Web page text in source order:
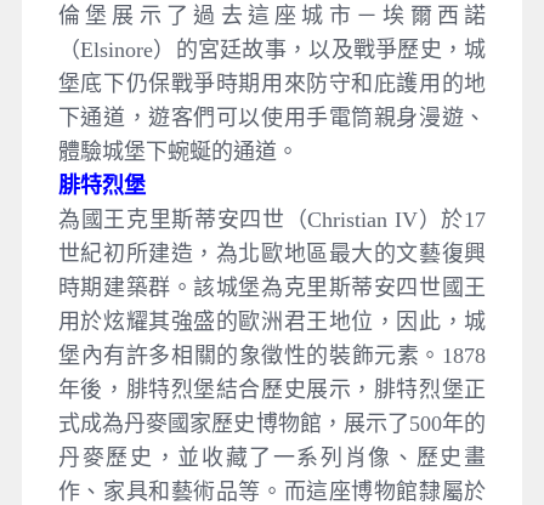
倫堡展示了過去這座城市－埃爾西諾
（Elsinore）的宮廷故事，以及戰爭歷史，城
堡底下仍保戰爭時期用來防守和庇護用的地
下通道，遊客們可以使用手電筒親身漫遊、
體驗城堡下蜿蜒的通道。
腓特烈堡
為國王克里斯蒂安四世（Christian IV）於17
世紀初所建造，為北歐地區最大的文藝復興
時期建築群。該城堡為克里斯蒂安四世國王
用於炫耀其強盛的歐洲君王地位，因此，城
堡內有許多相關的象徵性的裝飾元素。1878
年後，腓特烈堡結合歷史展示，腓特烈堡正
式成為丹麥國家歷史博物館，展示了500年的
丹麥歷史，並收藏了一系列肖像、歷史畫
作、家具和藝術品等。而這座博物館隸屬於